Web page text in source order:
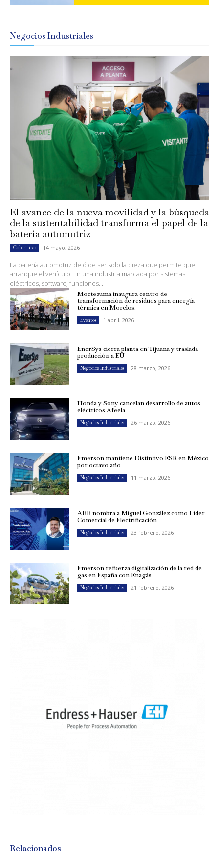
Negocios Industriales
El avance de la nueva movilidad y la búsqueda
de la sustentabilidad transforma el papel de la
batería automotriz
Coberturas 14 mayo, 2026
La batería automotriz dejó de ser solo la pieza que permite que
arranque el vehículo. En una industria marcada por sistemas
eléctricos, software, funciones...
Moctezuma inaugura centro de
transformación de residuos para energía
térmica en Morelos.
Eventos 1 abril, 2026
EnerSys cierra planta en Tijuana y traslada
producción a EU
Negocios Industriales 28 marzo, 2026
Honda y Sony cancelan desarrollo de autos
eléctricos Afeela
Negocios Industriales 26 marzo, 2026
Emerson mantiene Distintivo ESR en México
por octavo año
Negocios Industriales 11 marzo, 2026
ABB nombra a Miguel González como Líder
Comercial de Electrificación
Negocios Industriales 23 febrero, 2026
Emerson refuerza digitalización de la red de
gas en España con Enagás
Negocios Industriales 21 febrero, 2026
Relacionados